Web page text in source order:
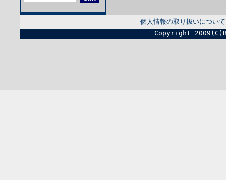
個人情報の取り扱いについて
Copyright